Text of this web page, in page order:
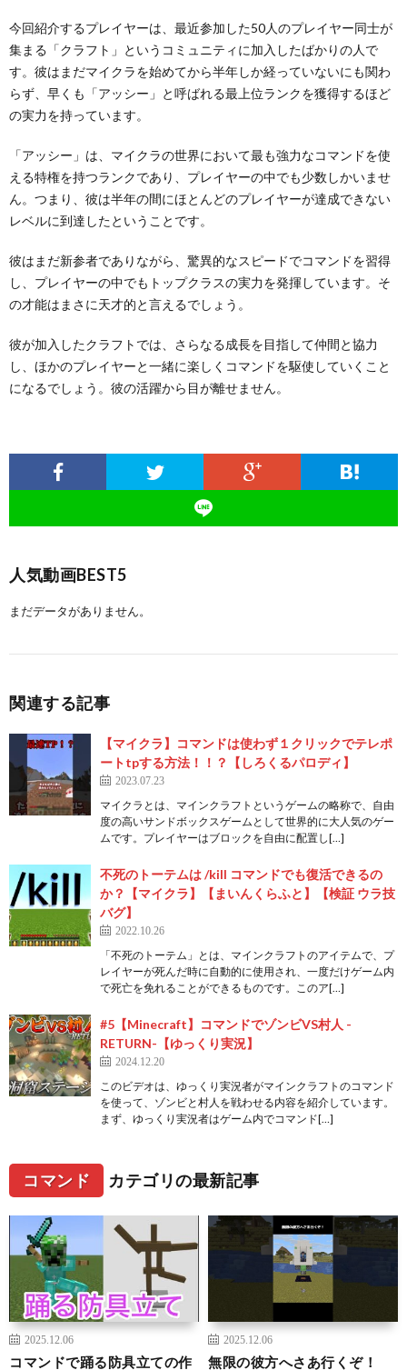
今回紹介するプレイヤーは、最近参加した50人のプレイヤー同士が
集まる「クラフト」というコミュニティに加入したばかりの人で
す。彼はまだマイクラを始めてから半年しか経っていないにも関わ
らず、早くも「アッシー」と呼ばれる最上位ランクを獲得するほど
の実力を持っています。
「アッシー」は、マイクラの世界において最も強力なコマンドを使
える特権を持つランクであり、プレイヤーの中でも少数しかいませ
ん。つまり、彼は半年の間にほとんどのプレイヤーが達成できない
レベルに到達したということです。
彼はまだ新参者でありながら、驚異的なスピードでコマンドを習得
し、プレイヤーの中でもトップクラスの実力を発揮しています。そ
の才能はまさに天才的と言えるでしょう。
彼が加入したクラフトでは、さらなる成長を目指して仲間と協力
し、ほかのプレイヤーと一緒に楽しくコマンドを駆使していくこと
になるでしょう。彼の活躍から目が離せません。
人気動画BEST5
まだデータがありません。
関連する記事
【マイクラ】コマンドは使わず１クリックでテレポ
ートtpする方法！！？【しろくるパロディ】
2023.07.23
マイクラとは、マインクラフトというゲームの略称で、自由
度の高いサンドボックスゲームとして世界的に大人気のゲー
ムです。プレイヤーはブロックを自由に配置し[…]
不死のトーテムは /kill コマンドでも復活できるの
か？【マイクラ】【まいんくらふと】【検証 ウラ技
バグ】
2022.10.26
「不死のトーテム」とは、マインクラフトのアイテムで、プ
レイヤーが死んだ時に自動的に使用され、一度だけゲーム内
で死亡を免れることができるものです。このア[…]
#5【Minecraft】コマンドでゾンビVS村人 -
RETURN-【ゆっくり実況】
2024.12.20
このビデオは、ゆっくり実況者がマインクラフトのコマンド
を使って、ゾンビと村人を戦わせる内容を紹介しています。
まず、ゆっくり実況者はゲーム内でコマンド[…]
コマンド カテゴリの最新記事
2025.12.06
コマンドで踊る防具立ての作
2025.12.06
無限の彼方へさあ行くぞ！